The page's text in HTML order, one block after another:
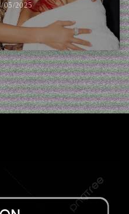
05/2025